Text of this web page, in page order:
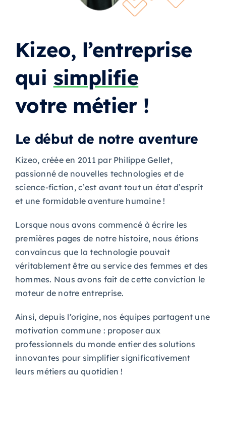
Kizeo, l’entreprise
qui simplifie
votre métier !
Le début de notre aventure
Kizeo, créée en 2011 par Philippe Gellet,
passionné de nouvelles technologies et de
science-fiction, c’est avant tout un état d’esprit
et une formidable aventure humaine !
Lorsque nous avons commencé à écrire les
premières pages de notre histoire, nous étions
convaincus que la technologie pouvait
véritablement être au service des femmes et des
hommes. Nous avons fait de cette conviction le
moteur de notre entreprise.
Ainsi, depuis l’origine, nos équipes partagent une
motivation commune : proposer aux
professionnels du monde entier des solutions
innovantes pour simplifier significativement
leurs métiers au quotidien !